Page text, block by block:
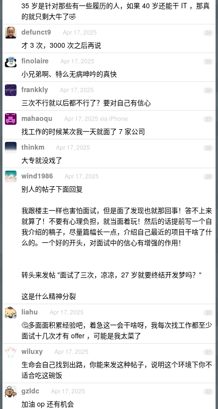
35 岁是针对那些有一些履历的人，如果 40 岁还能干 IT ，那真
的就只剩大牛了🤣
24
defunct9 Apr 17, 2025
才 3 次，3000 次之后再说
25
finolaire Apr 17, 2025
小兄弟啊、特么无病呻吟的真快
26
frankkly Apr 17, 2025
三次不行就以后都不行了？要对自己有信心
27
mahaoqu Apr 17, 2025 via iPhone
找工作的时候某次我一天就面了 7 家公司
28
thinkm Apr 17, 2025
大专就没戏了
29
wind1986 Apr 17, 2025
别人的帖子下面回复
我跟楼主一样也害怕面试，但是面了发现也就那回事！答不上来
就算了！不要有心理负担，就当面着玩！然后的话提前写一个自
我介绍的稿子，尽量篇幅长一点，介绍自己最近的项目干啥了什
么的。一个好的开头，对面试中的信心有增强的作用！
转头来发帖 "面试了三次，凉凉，27 岁就要终结开发梦吗？"
这是什么精神分裂
30
liahu Apr 17, 2025
🤔多面面积累经验吧，着急这一会干啥呀，我每次找工作都至少
面试十几次才有 offer ，可能是我太菜了
31
wiluxy Apr 17, 2025
生命会自己找到出路，你能来发这种帖子，说明这个环境下你不
适合吃这碗饭
32
gzldc Apr 17, 2025
加油 op 还有机会